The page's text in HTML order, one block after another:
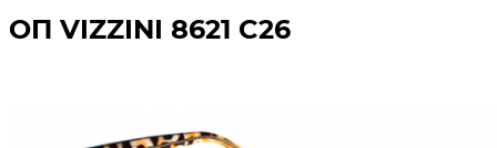
ОП VIZZINI 8621 C26